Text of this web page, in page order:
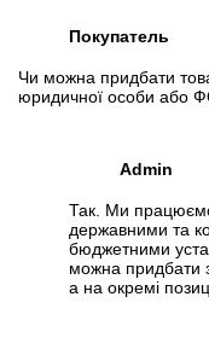
Покупатель
Чи можна придбати
юридичної особи або
Admin
Так. Ми
державними та
бюджетними
можна придбати
а на окремі